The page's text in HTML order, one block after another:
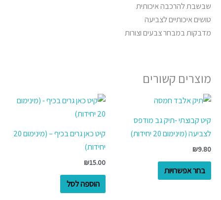
שבשבת להרכבה איכותית
טושים איכותיים לצביעה
מדבקות במבחר צבעים וצורות
מוצרים קשורים
קיט קבוצתי -תיק גב מודפס
לצביעה (מינימום 20 יחידות)
₪9.80
בחר אפשרויות
למוצר
יש
מספר
לבחור
קיט כאן גרים בכיף – (מינימום 20
יחידות)
₪15.00
הוספה לסל